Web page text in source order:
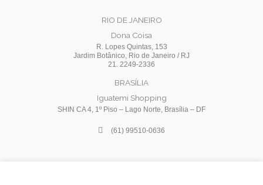
RIO DE JANEIRO
Dona Coisa
R. Lopes Quintas, 153
Jardim Botânico, Rio de Janeiro / RJ
21. 2249-2336
BRASÍLIA
Iguatemi Shopping
SHIN CA 4, 1º Piso – Lago Norte, Brasília – DF
(61) 99510-0636